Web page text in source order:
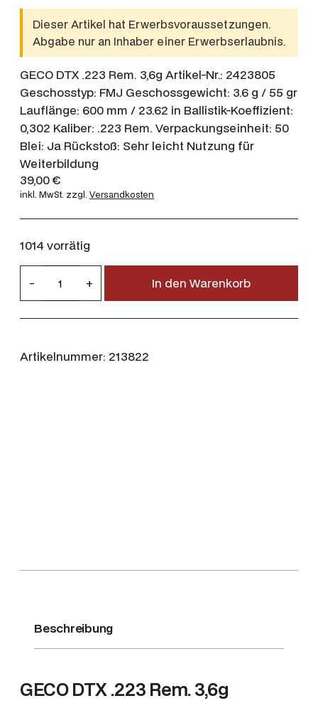
Dieser Artikel hat Erwerbsvoraussetzungen.
Abgabe nur an Inhaber einer Erwerbserlaubnis.
GECO DTX .223 Rem. 3,6g Artikel-Nr.: 2423805
Geschosstyp: FMJ Geschossgewicht: 3.6 g / 55 gr
Lauflänge: 600 mm / 23.62 in Ballistik-Koeffizient:
0,302 Kaliber: .223 Rem. Verpackungseinheit: 50
Blei: Ja Rückstoß: Sehr leicht Nutzung für
Weiterbildung
39,00€
inkl. MwSt. zzgl. Versandkosten
1014 vorrätig
2
T
6
g
- + In den Warenkorb
Artikelnummer: 213822
Beschreibung
GECO DTX .223 Rem. 3,6g